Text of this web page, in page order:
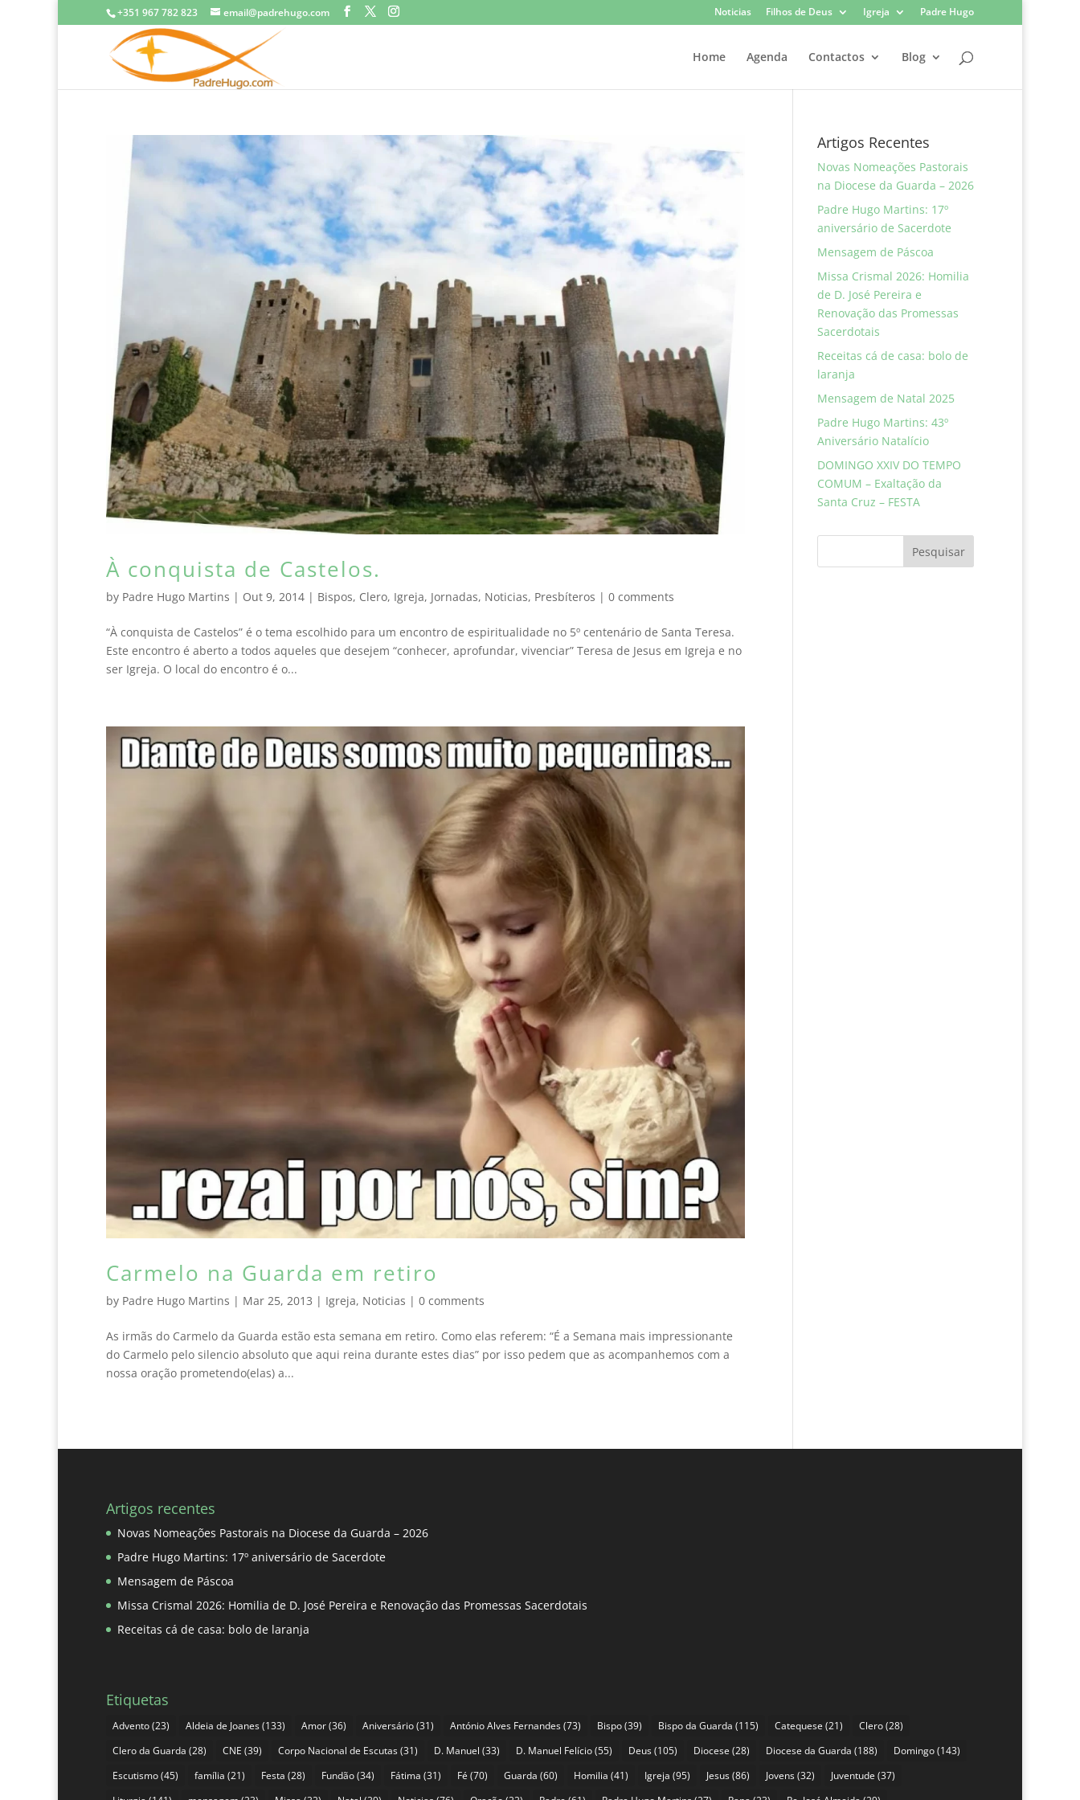
+351 967 782 823 email@padrehugo.com Noticias Filhos de Deus Igreja Padre Hugo
Home Agenda Contactos Blog
À conquista de Castelos.
by Padre Hugo Martins | Out 9, 2014 | Bispos, Clero, Igreja, Jornadas, Noticias, Presbíteros | 0 comments
“À conquista de Castelos” é o tema escolhido para um encontro de espiritualidade no 5º centenário de Santa Teresa.
Este encontro é aberto a todos aqueles que desejem “conhecer, aprofundar, vivenciar” Teresa de Jesus em Igreja e no
ser Igreja. O local do encontro é o...
Carmelo na Guarda em retiro
by Padre Hugo Martins | Mar 25, 2013 | Igreja, Noticias | 0 comments
As irmãs do Carmelo da Guarda estão esta semana em retiro. Como elas referem: “É a Semana mais impressionante
do Carmelo pelo silencio absoluto que aqui reina durante estes dias” por isso pedem que as acompanhemos com a
nossa oração prometendo(elas) a...
Artigos Recentes
Novas Nomeações Pastorais
na Diocese da Guarda – 2026
Padre Hugo Martins: 17º
aniversário de Sacerdote
Mensagem de Páscoa
Missa Crismal 2026: Homilia
de D. José Pereira e
Renovação das Promessas
Sacerdotais
Receitas cá de casa: bolo de
laranja
Mensagem de Natal 2025
Padre Hugo Martins: 43º
Aniversário Natalício
DOMINGO XXIV DO TEMPO
COMUM – Exaltação da
Santa Cruz – FESTA
Pesquisar
Artigos recentes
Novas Nomeações Pastorais na Diocese da Guarda – 2026
Padre Hugo Martins: 17º aniversário de Sacerdote
Mensagem de Páscoa
Missa Crismal 2026: Homilia de D. José Pereira e Renovação das Promessas Sacerdotais
Receitas cá de casa: bolo de laranja
Etiquetas
Advento(23) Aldeia de Joanes(133) Amor(36) Aniversário(31) António Alves Fernandes(73) Bispo(39) Bispo da Guarda (115) Catequese (21) Clero(28)
Clero da Guarda (28) CNE (39) Corpo Nacional de Escutas(31) D. Manuel (33) D. Manuel Felício(55) Deus(105) Diocese (28) Diocese da Guarda (188) Domingo(143)
Escutismo(45) família (21) Festa (28) Fundão(34) Fátima (31) Fé (70) Guarda (60) Homilia (41) Igreja (95) Jesus(86) Jovens(32) Juventude (37)